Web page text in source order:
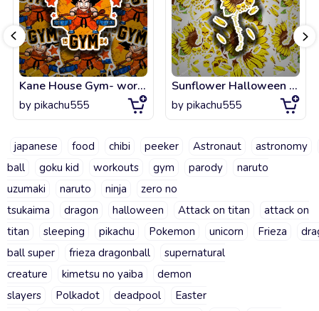
Kane House Gym- workouts for my queen
by pikachu555
Sunflower Halloween - Halloween cartoon art
by pikachu555
japanese food chibi peeker Astronaut
astronomy
ball
goku kid workouts gym parody
naruto
uzumaki
naruto ninja
zero no
tsukaima
dragon halloween Attack on titan
attack on
titan
sleeping pikachu Pokemon unicorn Frieza
ball super
frieza dragonball
supernatural
creature
kimetsu no yaiba
demon
slayers
Polkadot deadpool
Easter